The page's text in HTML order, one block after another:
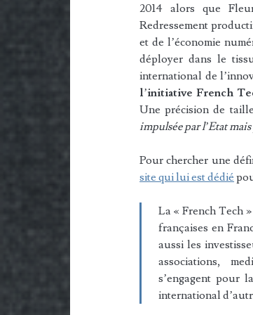
2014 alors que
Redressement
et de l’économie
déployer dans le
international de
l’initiative French
Une précision de
impulsée par l’Etat
Pour chercher une
site qui lui est dédié
La « French Tech
françaises en
aussi les
associations,
s’engagent pour
international